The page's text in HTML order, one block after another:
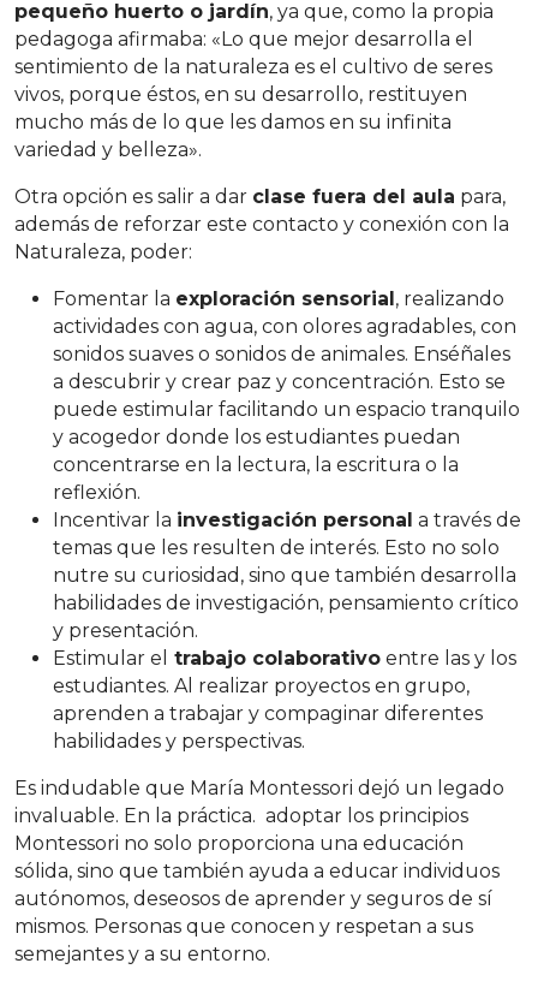
pequeño huerto o jardín, ya que, como la propia
pedagoga afirmaba: «Lo que mejor desarrolla el
sentimiento de la naturaleza es el cultivo de seres
vivos, porque éstos, en su desarrollo, restituyen
mucho más de lo que les damos en su infinita
variedad y belleza».
Otra opción es salir a dar clase fuera del aula para,
además de reforzar este contacto y conexión con la
Naturaleza, poder:
Fomentar la exploración sensorial, realizando
actividades con agua, con olores agradables, con
sonidos suaves o sonidos de animales. Enséñales
a descubrir y crear paz y concentración. Esto se
puede estimular facilitando un espacio tranquilo
y acogedor donde los estudiantes puedan
concentrarse en la lectura, la escritura o la
reflexión.
Incentivar la investigación personal a través de
temas que les resulten de interés. Esto no solo
nutre su curiosidad, sino que también desarrolla
habilidades de investigación, pensamiento crítico
y presentación.
Estimular el trabajo colaborativo entre las y los
estudiantes. Al realizar proyectos en grupo,
aprenden a trabajar y compaginar diferentes
habilidades y perspectivas.
Es indudable que María Montessori dejó un legado
invaluable. En la práctica. adoptar los principios
Montessori no solo proporciona una educación
sólida, sino que también ayuda a educar individuos
autónomos, deseosos de aprender y seguros de sí
mismos. Personas que conocen y respetan a sus
semejantes y a su entorno.